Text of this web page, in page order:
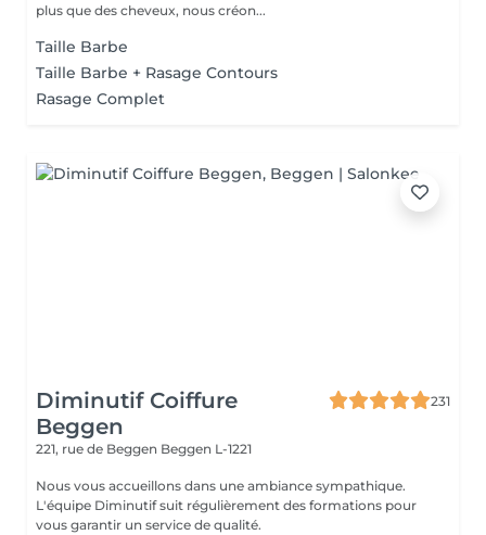
plus que des cheveux, nous créon...
Taille Barbe
Taille Barbe + Rasage Contours
Rasage Complet
Diminutif Coiffure
Beggen
231
221, rue de Beggen Beggen L-1221
Nous vous accueillons dans une ambiance sympathique.
L'équipe Diminutif suit régulièrement des formations pour
vous garantir un service de qualité.